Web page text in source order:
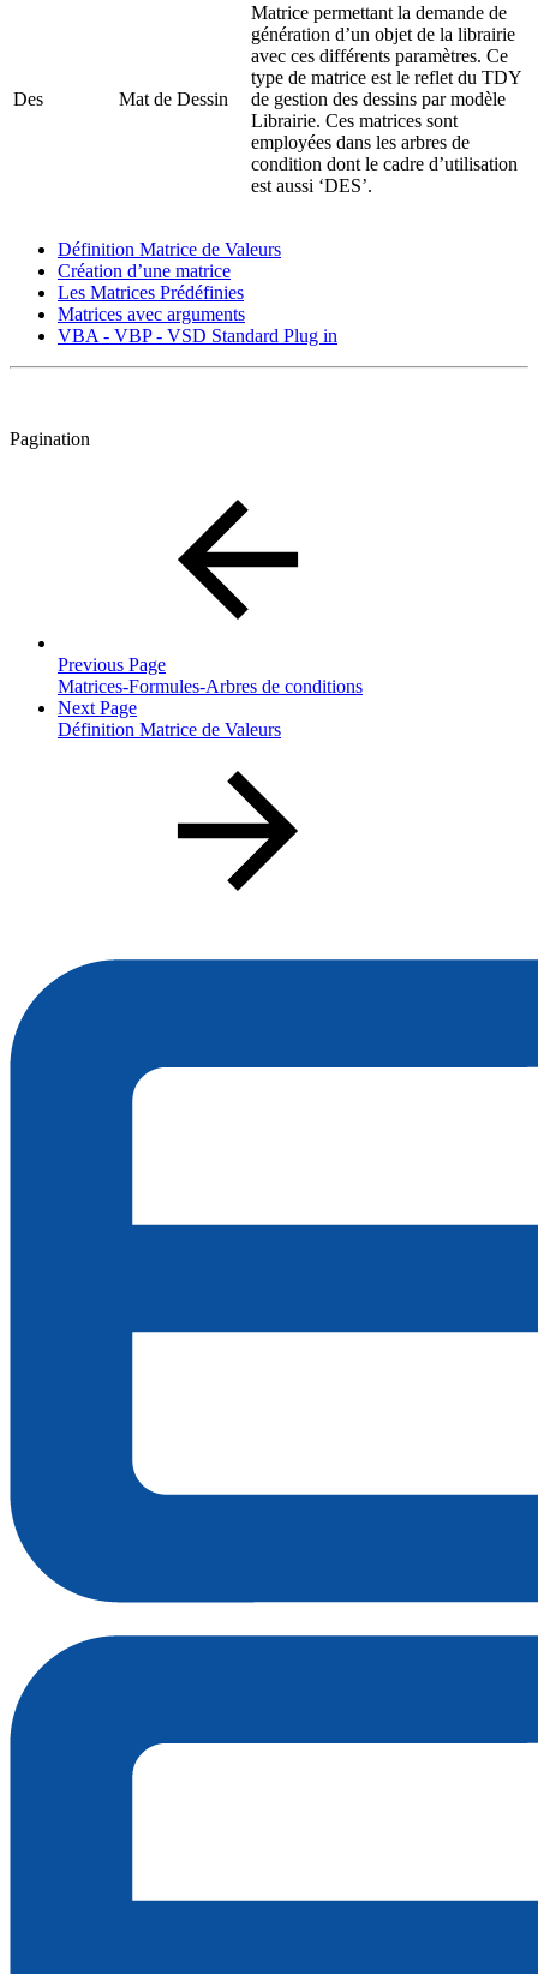
Des Mat de Dessin
Matrice permettant la demande de
génération d’un objet de la librairie
avec ces différents paramètres. Ce
type de matrice est le reflet du TDY
de gestion des dessins par modèle
Librairie. Ces matrices sont
employées dans les arbres de
condition dont le cadre d’utilisation
est aussi ‘DES’.
Définition Matrice de Valeurs
Création d’une matrice
Les Matrices Prédéfinies
Matrices avec arguments
VBA - VBP - VSD Standard Plug in
Pagination
Previous Page
Matrices-Formules-Arbres de conditions
Next Page
Définition Matrice de Valeurs